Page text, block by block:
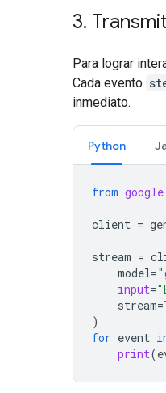
3.
Para lograr
Cada evento
inmediato.
Python
from google
client =
stream =
model=
input=
stream=
)
for event
print(